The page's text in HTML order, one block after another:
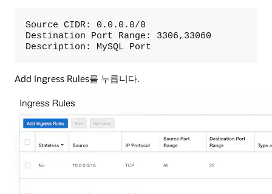
Source CIDR: 0.0.0.0/0
Destination Port Range: 3306,33060
Description: MySQL Port
Add Ingress Rules를 누릅니다.